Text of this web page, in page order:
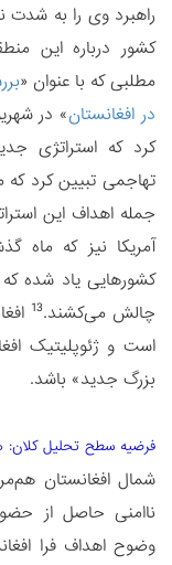
راهبرد وی را به شدت
کشور درباره این
مطلبی که با عنوان «
در افغانستان
کرد که استراتژی
تهاجمی تبیین کرد که
جمله اهداف این
آمریکا نیز که ماه
کشورهایی یاد شده که
چالش می‌کشند.13
است و ژئوپلیتیک
بزرگ جدید» باشد.
فرضیه سطح تحلیل کلان:
شمال افغانستان
ناامنی حاصل از
وضوح اهداف فرا